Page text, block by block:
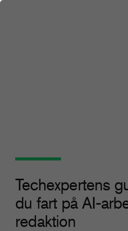
Techexpertens
du fart på AI-
redaktion